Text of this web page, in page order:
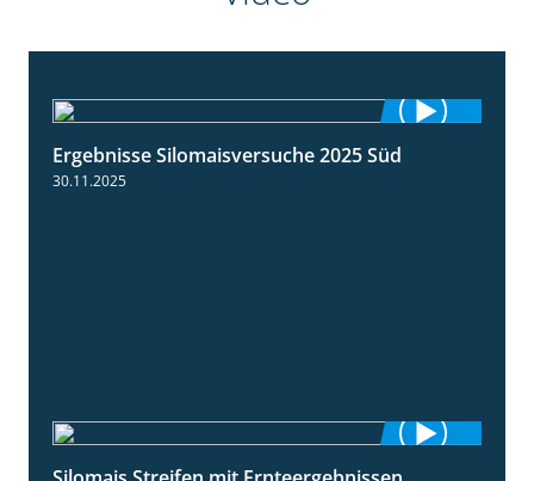
Ergebnisse Silomaisversuche 2025 Süd
30.11.2025